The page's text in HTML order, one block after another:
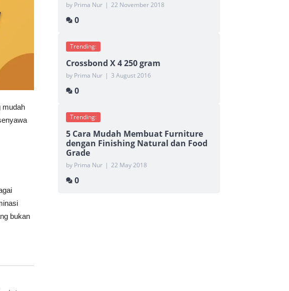
mudah
bukan
by Prima Nur | 22 November 2018
0
Trending:
Crossbond X 4 250 gram
by Prima Nur | 3 August 2016
0
Trending:
5 Cara Mudah Membuat Furniture
dengan Finishing Natural dan Food
Grade
by Prima Nur | 22 May 2018
0